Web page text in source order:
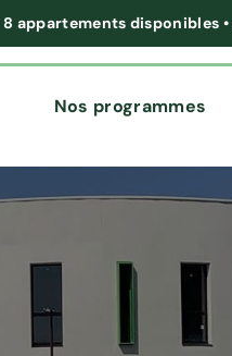
8 appartements disponibles •
Nos programmes